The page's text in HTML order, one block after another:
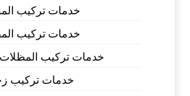
خدمات تركيب
خدمات تركيب
خدمات تركيب المظلات
خدمات تركيب